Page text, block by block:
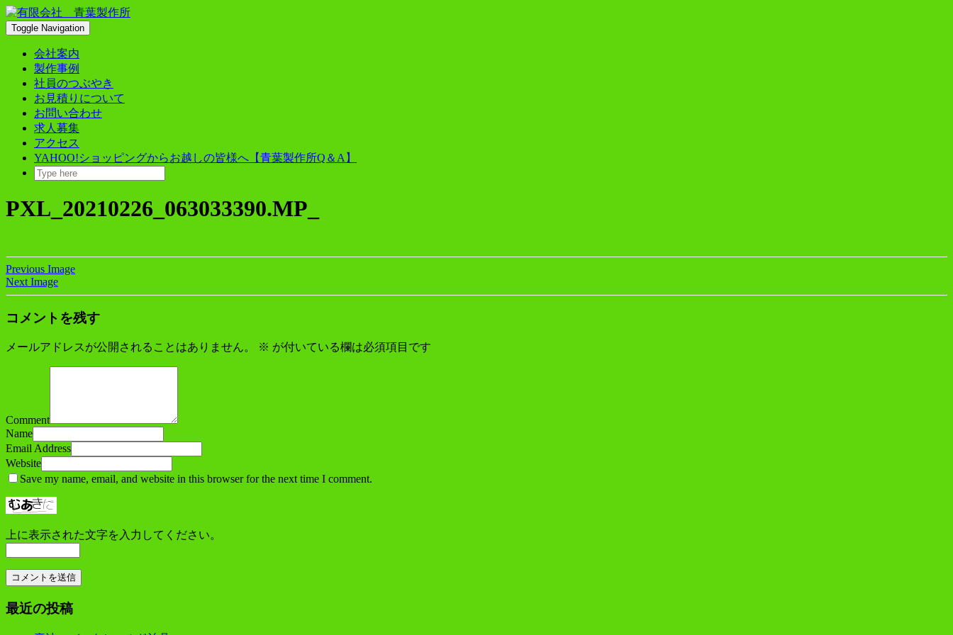
Skip
to
content
Toggle Navigation
会社案内
製作事例
社員のつぶやき
お見積りについて
お問い合わせ
求人募集
アクセス
YAHOO!ショッピングからお越しの皆様へ【青葉製作所Q＆A】
PXL_20210226_063033390.MP_
Previous Image
Next Image
コメントを残す
メールアドレスが公開されることはありません。 ※ が付いている欄は必須項目です
Comment
Name
Email Address
Website
Save my name, email, and website in this browser for the next time I comment.
上に表示された文字を入力してください。
最近の投稿